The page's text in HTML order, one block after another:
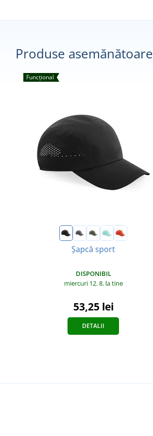
Produse asemănătoare
Funcțional
Șapcă sport
DISPONIBIL
miercuri 12. 8. la tine
53,25 lei
DETALII